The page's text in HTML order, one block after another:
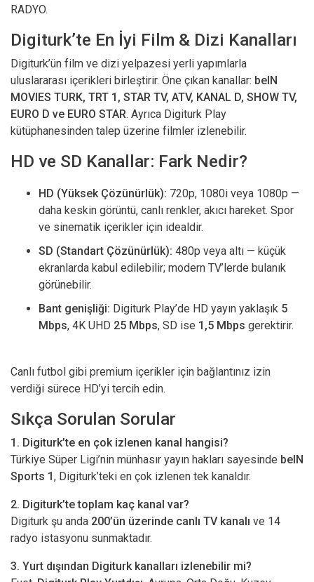
RADYO.
Digiturk’te En İyi Film & Dizi Kanalları
Digiturk’ün film ve dizi yelpazesi yerli yapımlarla
uluslararası içerikleri birleştirir. Öne çıkan kanallar: beIN
MOVIES TURK, TRT 1, STAR TV, ATV, KANAL D, SHOW TV,
EURO D ve EURO STAR. Ayrıca Digiturk Play
kütüphanesinden talep üzerine filmler izlenebilir.
HD ve SD Kanallar: Fark Nedir?
HD (Yüksek Çözünürlük): 720p, 1080i veya 1080p —
daha keskin görüntü, canlı renkler, akıcı hareket. Spor
ve sinematik içerikler için idealdir.
SD (Standart Çözünürlük): 480p veya altı — küçük
ekranlarda kabul edilebilir; modern TV’lerde bulanık
görünebilir.
Bant genişliği: Digiturk Play’de HD yayın yaklaşık 5
Mbps, 4K UHD 25 Mbps, SD ise 1,5 Mbps gerektirir.
Canlı futbol gibi premium içerikler için bağlantınız izin
verdiği sürece HD’yi tercih edin.
Sıkça Sorulan Sorular
1. Digiturk’te en çok izlenen kanal hangisi?
Türkiye Süper Ligi’nin münhasır yayın hakları sayesinde beIN
Sports 1, Digiturk’teki en çok izlenen tek kanaldır.
2. Digiturk’te toplam kaç kanal var?
Digiturk şu anda 200’ün üzerinde canlı TV kanalı ve 14
radyo istasyonu sunmaktadır.
3. Yurt dışından Digiturk kanalları izlenebilir mi?